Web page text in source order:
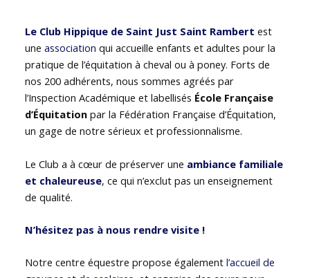
Le Club Hippique de Saint Just Saint Rambert est
uneassociation qui accueille enfants et adultes pour la
pratique de l’équitation à cheval ou à poney. Forts de
nos 200 adhérents, nous sommes agréés par
l’Inspection Académique et labellisés École Française
d’Équitation par la Fédération Française d’Équitation,
un gage de notre sérieux et professionnalisme.
Le Club a à cœur de préserver une ambiance familiale
et chaleureuse, ce qui n’exclut pas un enseignement
de qualité.
N’hésitez pas à nous rendre visite !
Notre centre équestre propose égalementl’accueil de